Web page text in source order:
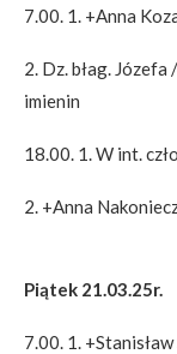
7.00. 1. +Anna
2. Dz. błag.
imienin
18.00. 1. W int.
2. +Anna
Piątek 21.03.25r.
7.00. 1.